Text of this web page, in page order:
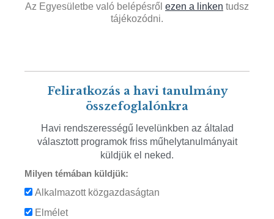
Az Egyesületbe való belépésről ezen a linken tudsz
tájékozódni.
Feliratkozás a havi tanulmány
összefoglalónkra
Havi rendszerességű levelünkben az általad
választott programok friss műhelytanulmányait
küldjük el neked.
Milyen témában küldjük:
Alkalmazott közgazdaságtan
Elmélet